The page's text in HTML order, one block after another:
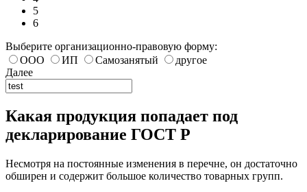
5
6
Выберите организационно-правовую форму:
ООО
ИП Самозанятый
другое
Далее
Какая продукция попадает под
декларирование ГОСТ Р
Несмотря на постоянные изменения в перечне, он достаточно
обширен и содержит большое количество товарных групп.